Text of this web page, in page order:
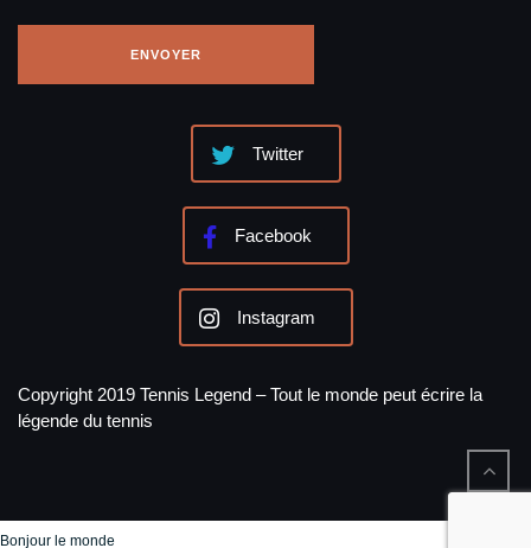
Twitter
Facebook
Instagram
Copyright 2019 Tennis Legend – Tout le monde peut écrire la
légende du tennis
Bonjour le monde